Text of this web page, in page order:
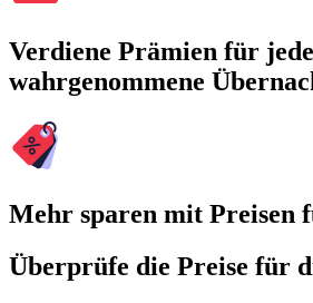
Verdiene Prämien für jede
wahrgenommene
Mehr sparen mit Preisen
Überprüfe die Preise für